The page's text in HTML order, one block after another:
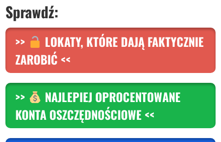
Sprawdź:
>>
LOKATY, KTÓRE DAJĄ FAKTYCZNIE
ZAROBIĆ <<
>>
NAJLEPIEJ OPROCENTOWANE
KONTA OSZCZĘDNOŚCIOWE <<